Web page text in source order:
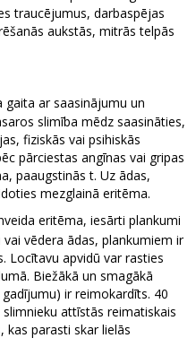
traucējumus, darbaspējas
aukstās, mitrās telpās
gaita ar saasinājumu un
slimība mēdz saasināties,
fiziskās vai psihiskās
pārciestas angīnas vai gripas
paaugstinās t. Uz ādas,
mezglainā eritēma.
eritēma, iesārti plankumi
vēdera ādas, plankumiem ir
Locītavu apvidū var rasties
Biežākā un smagākā
ir reimokardīts. 40
attīstās reimatiskais
parasti skar lielās